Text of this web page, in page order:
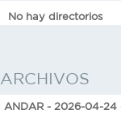
No hay directorios
ARCHIVOS
ANDAR - 2026-04-24